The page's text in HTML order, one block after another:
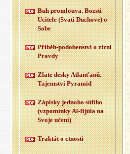
Buh pro­mlou­va. Boz­sti
Uci­te­le (Svati Du­cho­ve) o
Sobe
Při­běh-po­do­ben­st­vi o zizni
Prav­dy
Zlate desky At­la­n­ťa­nů.
Ta­jem­st­vi Py­ra­mid
Zá­pis­ky jed­no­ho sú­fí­ho
(vzpo­mín­ky Al-Bj­úla na
Svoje učení)
Trak­tát o ctnos­ti